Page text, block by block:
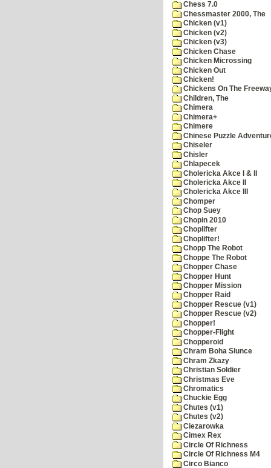
Chess 7.0
Chessmaster 2000, The
Chicken (v1)
Chicken (v2)
Chicken (v3)
Chicken Chase
Chicken Microssing
Chicken Out
Chicken!
Chickens On The
Children, The
Chimera
Chimera+
Chimere
Chinese Puzzle
Chiseler
Chisler
Chlapecek
Cholericka Akce I & II
Cholericka Akce II
Cholericka Akce III
Chomper
Chop Suey
Chopin 2010
Choplifter
Choplifter!
Chopp The Robot
Choppe The Robot
Chopper Chase
Chopper Hunt
Chopper Mission
Chopper Raid
Chopper Rescue (v1)
Chopper Rescue (v2)
Chopper!
Chopper-Flight
Chopperoid
Chram Boha Slunce
Chram Zkazy
Christian Soldier
Christmas Eve
Chromatics
Chuckie Egg
Chutes (v1)
Chutes (v2)
Ciezarowka
Cimex Rex
Circle Of Richness
Circle Of Richness M4
Circo Bianco